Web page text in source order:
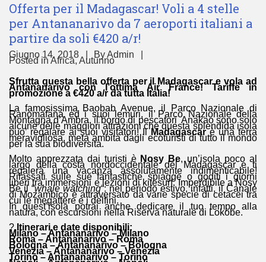
Offerta per il Madagascar! Voli a 4 stelle
per Antananarivo da 7 aeroporti italiani a
partire da soli €420 a/r!
Giugno 14, 2018 ByAdmin
Posted in Africa,Autunno
Sfrutta questa bella offerta per il Madagascar e vola ad
Antananarivo con l’ottima Air France! Tariffe in
promozione a €420 a/r da tutta Italia!
La famosissima Baobab Avenue, il Parco Nazionale di
Ranomafana ed i suoi lemuri, il Parco Nazionale della
Montagna d’Ambra, il borgo di pescatori Anakao sono solo
alcune delle maggiori attrazioni che questa splendida isola
puo’ regalare ai suoi visitatori! Il Madagascarè una terra
meravigliosa, meta ambita dagli ecoturisti di tutto il mondo
per la sua biodiversità.
Molto apprezzata dai turisti è Nosy Be, un’isola poco al
largo della costa nordoccidentale del Madagascar e ti
regalerà una vacanza assolutamente indimenticabile!
Rilassati sulle sue fantastiche spiagge o goditi i giorni
liberi tra immersioni e lezioni di kitesurf. Imperdibile a Nosy
Be il “whale watching“: nel periodo estivo, infatti, il Canale
di Mozambico è attraversato da varie specie di cetacei tra
cui le megattere e i delfini.
In quest’isola potrai anche dedicare il tuo tempo alla
natura, con escursioni nella Riserva naturale di Lokobe.
?Itinerari e date disponibili:
Milano – Antananarivo – Milano
Roma – Antananarivo – Roma
Bologna – Antananarivo – Bologna
Venezia – Antananarivo – Venezia
Torino – Antananarivo – Torino